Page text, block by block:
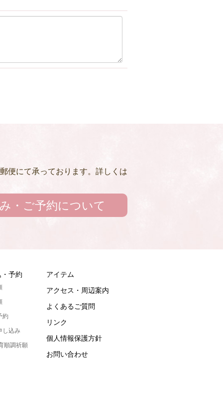
便にて承っております。詳しくは
・ご予約について
予約
約
し込み
順調祈願
アイテム
アクセス・周辺案内
よくあるご質問
リンク
個人情報保護方針
お問い合わせ